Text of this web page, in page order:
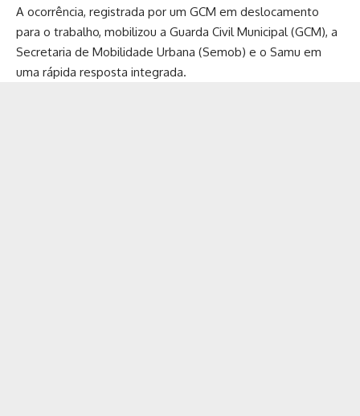
A ocorrência, registrada por um GCM em deslocamento
para o trabalho, mobilizou a Guarda Civil Municipal (GCM), a
Secretaria de Mobilidade Urbana (Semob) e o Samu em
uma rápida resposta integrada.